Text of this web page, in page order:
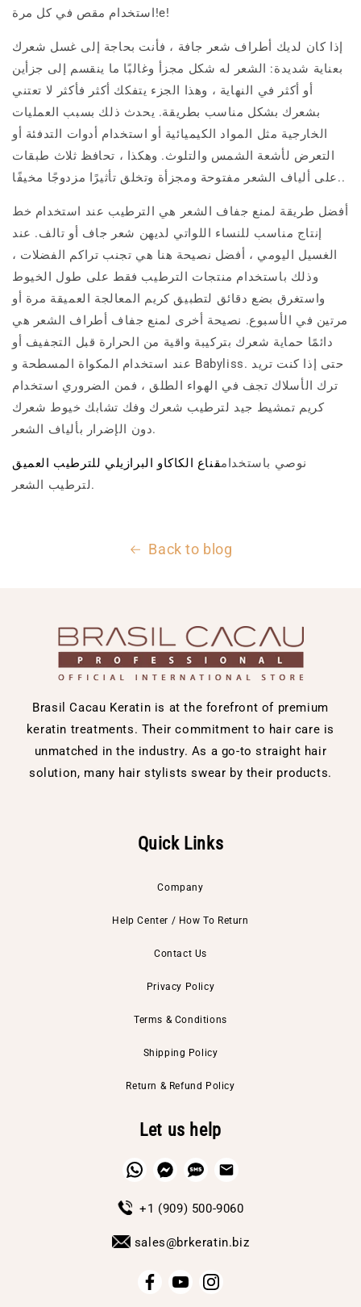
استخدام مقص في كل مرة!e!
إذا كان لديك أطراف شعر جافة ، فأنت بحاجة إلى غسل شعرك
بعناية شديدة: الشعر له شكل مجزأ وغالبًا ما ينقسم إلى جزأين
أو أكثر في النهاية ، وهذا الجزء يتفكك أكثر فأكثر لا تعتني
بشعرك بشكل مناسب بطريقة. يحدث ذلك بسبب العمليات
الخارجية مثل المواد الكيميائية أو استخدام أدوات التدفئة أو
التعرض لأشعة الشمس والتلوث. وهكذا ، تحافظ ثلاث طبقات
على ألياف الشعر مفتوحة ومجزأة وتخلق تأثيرًا مزدوجًا مخيفًا..
أفضل طريقة لمنع جفاف الشعر هي الترطيب عند استخدام خط
إنتاج مناسب للنساء اللواتي لديهن شعر جاف أو تالف. عند
الغسيل اليومي ، أفضل نصيحة هنا هي تجنب تراكم الفضلات ،
وذلك باستخدام منتجات الترطيب فقط على طول الخيوط
واستغرق بضع دقائق لتطبيق كريم المعالجة العميقة مرة أو
مرتين في الأسبوع. نصيحة أخرى لمنع جفاف أطراف الشعر هي
دائمًا حماية شعرك بتركيبة واقية من الحرارة قبل التجفيف أو
عند استخدام المكواة المسطحة و Babyliss. حتى إذا كنت تريد
ترك الأسلاك تجف في الهواء الطلق ، فمن الضروري استخدام
كريم تمشيط جيد لترطيب شعرك وفك تشابك خيوط شعرك
دون الإضرار بألياف الشعر.
نوصي باستخدامقناع الكاكاو البرازيلي للترطيب العميق
لترطيب الشعر.
Back to blog
Brasil Cacau Keratin is at the forefront of premium
keratin treatments. Their commitment to hair care is
unmatched in the industry. As a go-to straight hair
solution, many hair stylists swear by their products.
Quick Links
Company
Help Center / How To Return
Contact Us
Privacy Policy
Terms & Conditions
Shipping Policy
Return & Refund Policy
Let us help
+1 (909) 500-9060
sales@brkeratin.biz